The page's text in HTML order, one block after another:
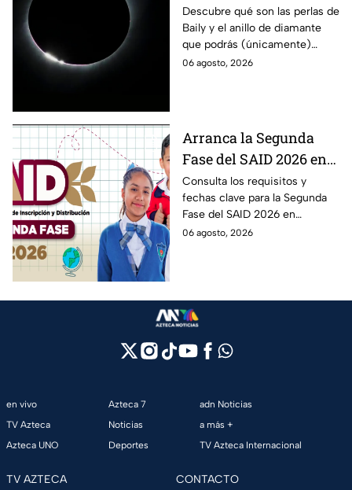
podrán ver
ÚNICAMENTE durante
el eclipse solar 2026 del
12 de agosto?
Descubre qué son las perlas de
Baily y el anillo de diamante
que podrás (únicamente)
observar durante el eclipse
06 agosto, 2026
Arranca la Segunda
Fase del SAID 2026 en
Edomex para grados
intermedios: Fechas
clave y requisitos para
cambios de escuela
Consulta los requisitos y
fechas clave para la Segunda
Fase del SAID 2026 en
Edomex y asegura el traslado
06 agosto, 2026
en vivo
TV Azteca
Azteca UNO
Azteca 7
Noticias
Deportes
adn Noticias
a más +
TV Azteca Internacional
TV AZTECA CONTACTO